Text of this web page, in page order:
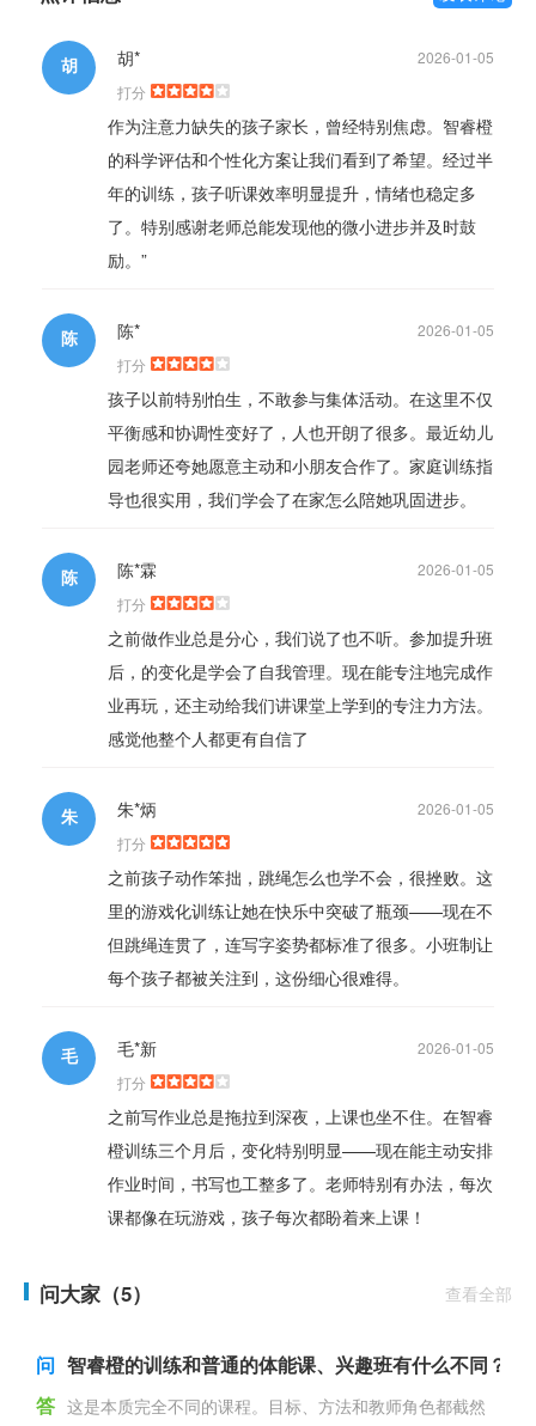
胡 2026-01-05
胡*
打分
作为注意力缺失的孩子家长，曾经特别焦虑。智睿橙
的科学评估和个性化方案让我们看到了希望。经过半
年的训练，孩子听课效率明显提升，情绪也稳定多
了。特别感谢老师总能发现他的微小进步并及时鼓
励。”
陈 2026-01-05
陈*
打分
孩子以前特别怕生，不敢参与集体活动。在这里不仅
平衡感和协调性变好了，人也开朗了很多。最近幼儿
园老师还夸她愿意主动和小朋友合作了。家庭训练指
导也很实用，我们学会了在家怎么陪她巩固进步。
陈 2026-01-05
陈*霖
打分
之前做作业总是分心，我们说了也不听。参加提升班
后，的变化是学会了自我管理。现在能专注地完成作
业再玩，还主动给我们讲课堂上学到的专注力方法。
感觉他整个人都更有自信了
朱 2026-01-05
朱*炳
打分
之前孩子动作笨拙，跳绳怎么也学不会，很挫败。这
里的游戏化训练让她在快乐中突破了瓶颈——现在不
但跳绳连贯了，连写字姿势都标准了很多。小班制让
每个孩子都被关注到，这份细心很难得。
毛 2026-01-05
毛*新
打分
之前写作业总是拖拉到深夜，上课也坐不住。在智睿
橙训练三个月后，变化特别明显——现在能主动安排
作业时间，书写也工整多了。老师特别有办法，每次
课都像在玩游戏，孩子每次都盼着来上课！
问大家（5） 查看全部
问 智睿橙的训练和普通的体能课、兴趣班有什么不同？
答 这是本质完全不同的课程。目标、方法和教师角色都截然